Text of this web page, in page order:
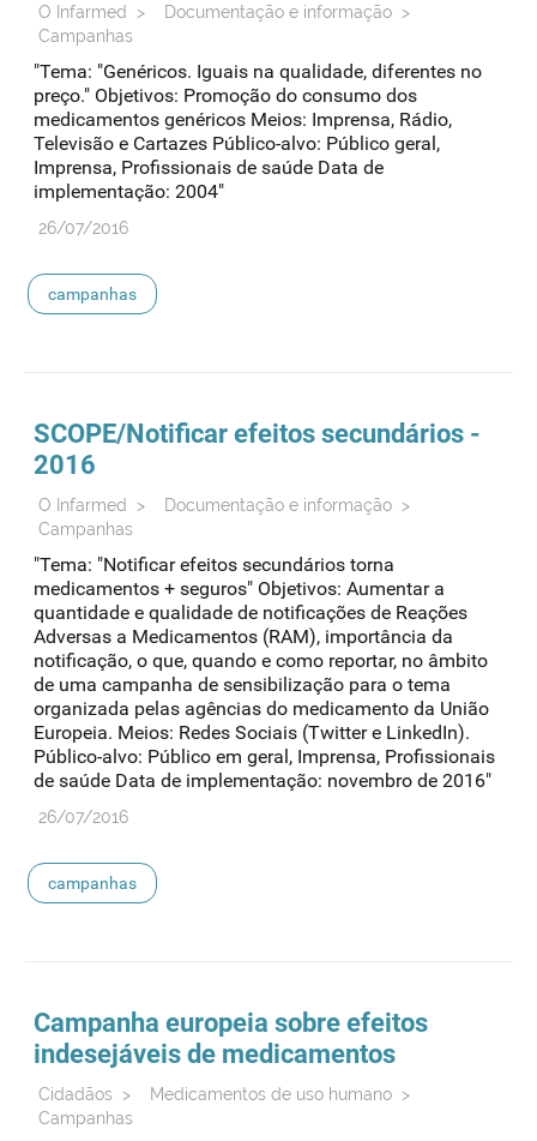
O Infarmed > Documentação e informação >
Campanhas
"Tema: "Genéricos. Iguais na qualidade, diferentes no
preço." Objetivos: Promoção do consumo dos
medicamentos genéricos Meios: Imprensa, Rádio,
Televisão e Cartazes Público-alvo: Público geral,
Imprensa, Profissionais de saúde Data de
implementação: 2004"
26/07/2016
campanhas
SCOPE/Notificar efeitos secundários -
2016
O Infarmed > Documentação e informação >
Campanhas
"Tema: "Notificar efeitos secundários torna
medicamentos + seguros" Objetivos: Aumentar a
quantidade e qualidade de notificações de Reações
Adversas a Medicamentos (RAM), importância da
notificação, o que, quando e como reportar, no âmbito
de uma campanha de sensibilização para o tema
organizada pelas agências do medicamento da União
Europeia. Meios: Redes Sociais (Twitter e LinkedIn).
Público-alvo: Público em geral, Imprensa, Profissionais
de saúde Data de implementação: novembro de 2016"
26/07/2016
campanhas
Campanha europeia sobre efeitos
indesejáveis de medicamentos
Cidadãos > Medicamentos de uso humano >
Campanhas